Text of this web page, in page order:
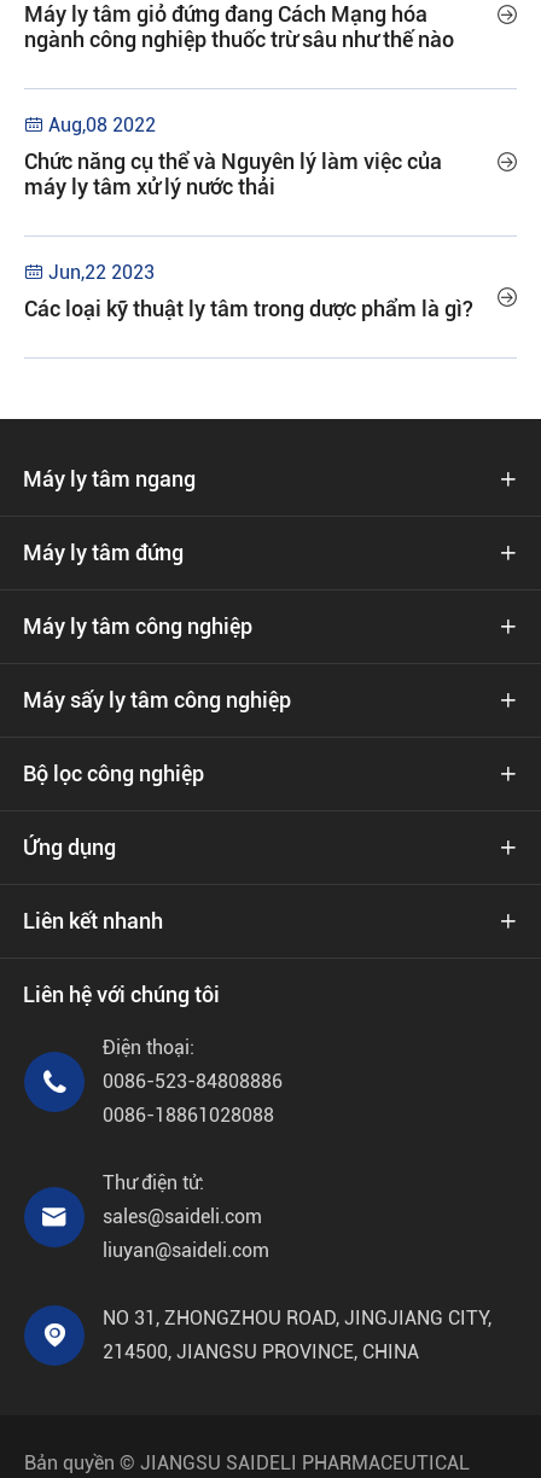
Máy ly tâm giỏ đứng đang Cách Mạng hóa
ngành công nghiệp thuốc trừ sâu như thế nào

 Aug,08 2022
Chức năng cụ thể và Nguyên lý làm việc của
máy ly tâm xử lý nước thải

 Jun,22 2023
Các loại kỹ thuật ly tâm trong dược phẩm là gì? 
Máy ly tâm ngang 
Máy ly tâm đứng 
Máy ly tâm công nghiệp 
Máy sấy ly tâm công nghiệp 
Bộ lọc công nghiệp 
Ứng dụng 
Liên kết nhanh 
Liên hệ với chúng tôi

Điện thoại:
0086-523-84808886
0086-18861028088

Thư điện tử:
sales@saideli.com
liuyan@saideli.com

NO 31, ZHONGZHOU ROAD, JINGJIANG CITY,
214500, JIANGSU PROVINCE, CHINA
Bản quyền © JIANGSU SAIDELI PHARMACEUTICAL